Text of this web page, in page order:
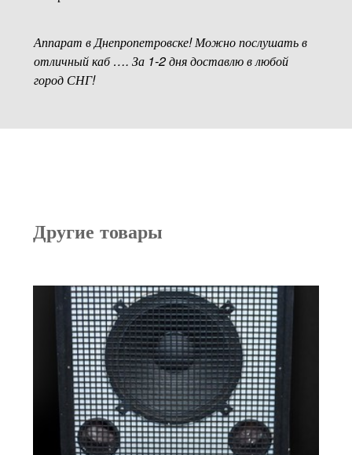
Аппарат в Днепропетровске! Можно послушать в
отличный каб …. За 1-2 дня доставлю в любой
город СНГ!
Другие товары